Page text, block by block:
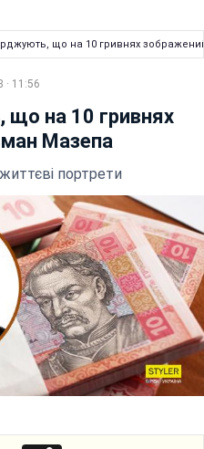
що на 10 гривнях
· 11:56
що на 10 гривнях
Мазепа
портрети